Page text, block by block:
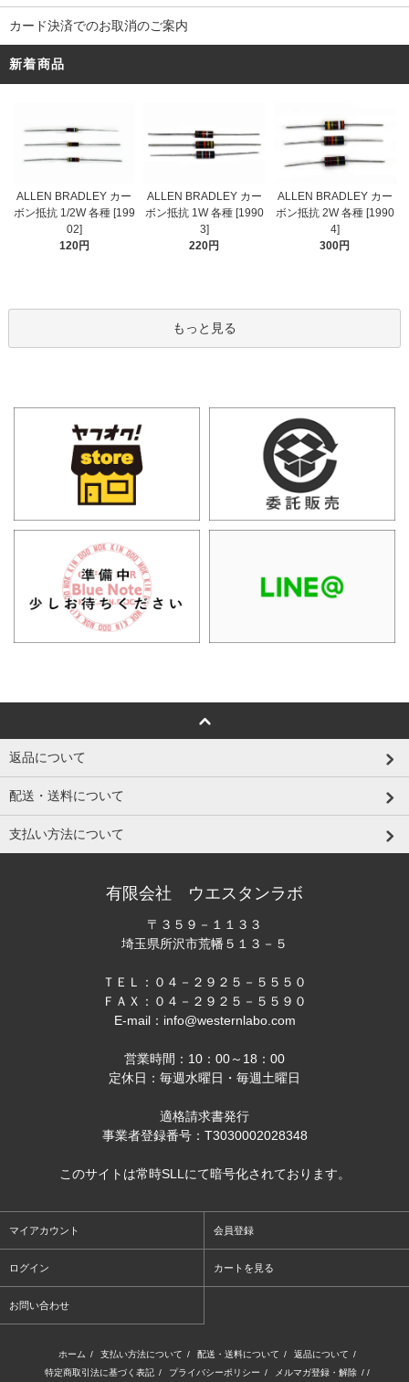
カード決済でのお取消のご案内
新着商品
ALLEN BRADLEY カー
ボン抵抗 1/2W 各種 [199
02]
120円
ALLEN BRADLEY カー
ボン抵抗 1W 各種 [1990
3]
220円
ALLEN BRADLEY カー
ボン抵抗 2W 各種 [1990
4]
300円
もっと見る
返品について
配送・送料について
支払い方法について
有限会社 ウエスタンラボ
〒３５９－１１３３
埼玉県所沢市荒幡５１３－５
ＴＥＬ：０４－２９２５－５５５０
ＦＡＸ：０４－２９２５－５５９０
E-mail：info@westernlabo.com
営業時間：10：00～18：00
定休日：毎週水曜日・毎週土曜日
適格請求書発行
事業者登録番号：T3030002028348
このサイトは常時SLLにて暗号化されております。
マイアカウント 会員登録
ログイン カートを見る
お問い合わせ
ホーム / 支払い方法について / 配送・送料について / 返品について /
特定商取引法に基づく表記 / プライバシーポリシー / メルマガ登録・解除 / /